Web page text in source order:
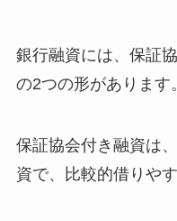
銀行融資には、保証
の2つの形があります。
保証協会付き融資は
資で、比較的借りや